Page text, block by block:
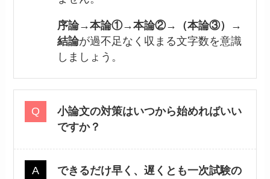
序論→本論①→本論②→（本論③）→
結論が過不足なく収まる文字数を意識
しましょう。
小論文の対策はいつから始めればいい
ですか？
できるだけ早く、遅くとも一次試験の